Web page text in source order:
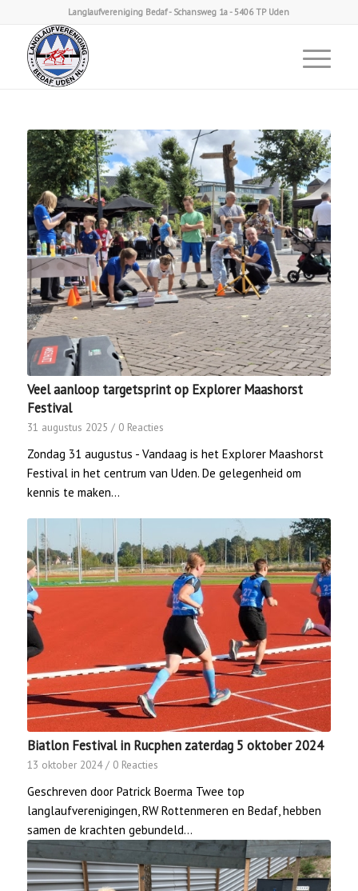
Langlaufvereniging Bedaf - Schansweg 1a - 5406 TP Uden
Veel aanloop targetsprint op Explorer Maashorst
Festival
31 augustus 2025 / 0 Reacties
Zondag 31 augustus - Vandaag is het Explorer Maashorst
Festival in het centrum van Uden. De gelegenheid om
kennis te maken…
Biatlon Festival in Rucphen zaterdag 5 oktober 2024
13 oktober 2024 / 0 Reacties
Geschreven door Patrick Boerma Twee top
langlaufverenigingen, RW Rottenmeren en Bedaf, hebben
samen de krachten gebundeld…